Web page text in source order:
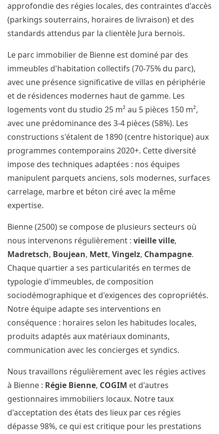
approfondie des régies locales, des contraintes d'accès
(parkings souterrains, horaires de livraison) et des
standards attendus par la clientèle Jura bernois.
Le parc immobilier de Bienne est dominé par des
immeubles d'habitation collectifs (70-75% du parc),
avec une présence significative de villas en périphérie
et de résidences modernes haut de gamme. Les
logements vont du studio 25 m² au 5 pièces 150 m²,
avec une prédominance des 3-4 pièces (58%). Les
constructions s'étalent de 1890 (centre historique) aux
programmes contemporains 2020+. Cette diversité
impose des techniques adaptées : nos équipes
manipulent parquets anciens, sols modernes, surfaces
carrelage, marbre et béton ciré avec la même
expertise.
Bienne (2500) se compose de plusieurs secteurs où
nous intervenons régulièrement : vieille ville,
Madretsch, Boujean, Mett, Vingelz, Champagne.
Chaque quartier a ses particularités en termes de
typologie d'immeubles, de composition
sociodémographique et d'exigences des copropriétés.
Notre équipe adapte ses interventions en
conséquence : horaires selon les habitudes locales,
produits adaptés aux matériaux dominants,
communication avec les concierges et syndics.
Nous travaillons régulièrement avec les régies actives
à Bienne : Régie Bienne, COGIM et d'autres
gestionnaires immobiliers locaux. Notre taux
d'acceptation des états des lieux par ces régies
dépasse 98%, ce qui est critique pour les prestations